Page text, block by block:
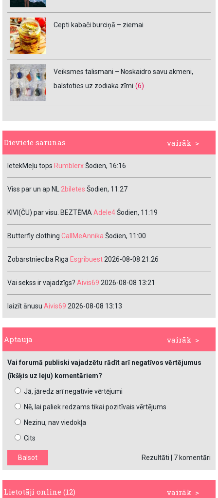
Cepti kabači burciņā – ziemai
Veiksmes talismani – Noskaidro savu akmeni,
balstoties uz zodiaka zīmi (6)
vairāk >
Dieviete sarunas
IetekMeļu tops RumblerxŠodien, 16:16
Viss par un ap NL2biletes Šodien, 11:27
KIVI(ČU) par visu. BEZTĒMAAdele4Šodien, 11:19
Butterfly clothing CallMeAnnika Šodien, 11:00
Zobārstniecība Rīgā Esgribuest2026-08-08 21:26
Vai sekss ir vajadzīgs? Aivis69 2026-08-08 13:21
laizīt ānusu Aivis69 2026-08-08 13:13
vairāk >
Aptauja
Vai forumā publiski vajadzētu rādīt arī negatīvos vērtējumus
(īkšķis uz leju) komentāriem?
Jā, jāredz arī negatīvie vērtējumi
Nē, lai paliek redzams tikai pozitīvais vērtējums
Nezinu, nav viedokļa
Cits
Rezultāti 7 komentāri
vairāk >
Lietotāji online (12)